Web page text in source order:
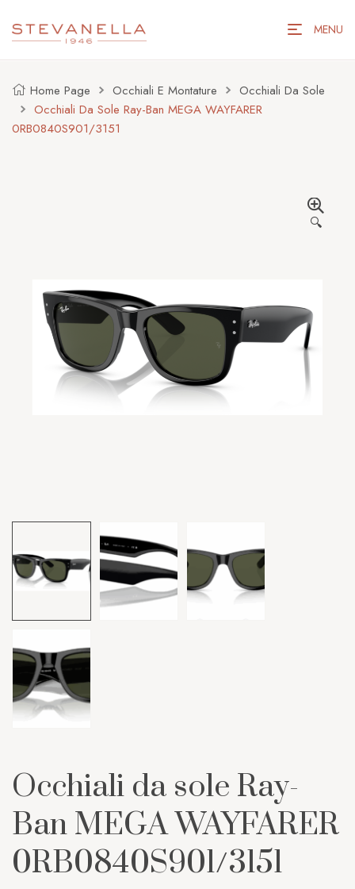
MENU
Home Page Occhiali E Montature
Occhiali Da Sole
Occhiali Da Sole Ray-Ban MEGA WAYFARER
0RB0840S901/3151
🔍
Occhiali da sole Ray-
Ban MEGA WAYFARER
0RB0840S901/3151